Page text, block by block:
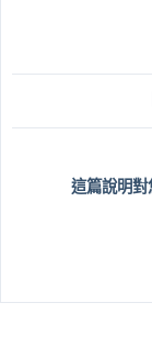
這篇說明對